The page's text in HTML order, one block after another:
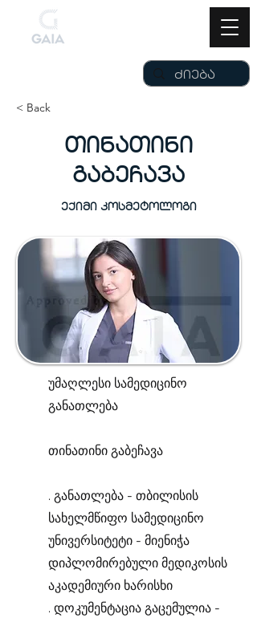
< Back
თინათინი
გაბეჩავა
ექიმი კოსმეტოლოგი
უმაღლესი სამედიცინო
განათლება
თინათინი გაბეჩავა
. განათლება - თბილისის
სახელმწიფო სამედიცინო
უნივერსიტეტი - მიენიჭა
დიპლომირებული მედიკოსის
აკადემიური ხარისხი
. დოკუმენტაცია გაცემულია -